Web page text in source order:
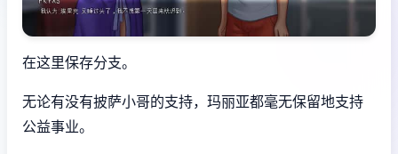
在这里保存分支。
无论有没有披萨小哥的支持，玛丽亚都毫无保留地支持
公益事业。